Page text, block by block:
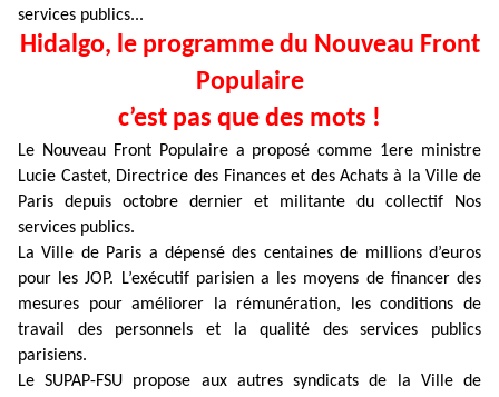
services publics...
Hidalgo, le programme du Nouveau Front
Populaire
c’est pas que des mots !
Le Nouveau Front Populaire a proposé comme 1ere ministre
Lucie Castet, Directrice des Finances et des Achats à la Ville de
Paris depuis octobre dernier et militante du collectif Nos
services publics.
La Ville de Paris a dépensé des centaines de millions d’euros
pour les JOP. L’exécutif parisien a les moyens de financer des
mesures pour améliorer la rémunération, les conditions de
travail des personnels et la qualité des services publics
parisiens.
Le SUPAP-FSU propose aux autres syndicats de la Ville de